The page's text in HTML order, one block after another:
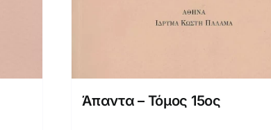
Άπαντα – Τόμος 15ος